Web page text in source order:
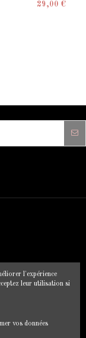
29,00 €
pont, 22130 Plancoet
l'expérience
leur utilisation si
vos données